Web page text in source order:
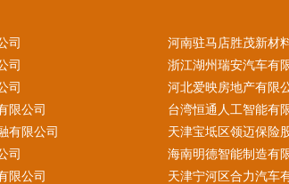
司
河南驻马店胜茂新材
司
浙江湖州瑞安汽车有
司
河北爱映房地产有限
限公司
台湾恒通人工智能有
有限公司
天津宝坻区领迈保险
司
海南明德智能制造有
限公司
天津宁河区合力汽车